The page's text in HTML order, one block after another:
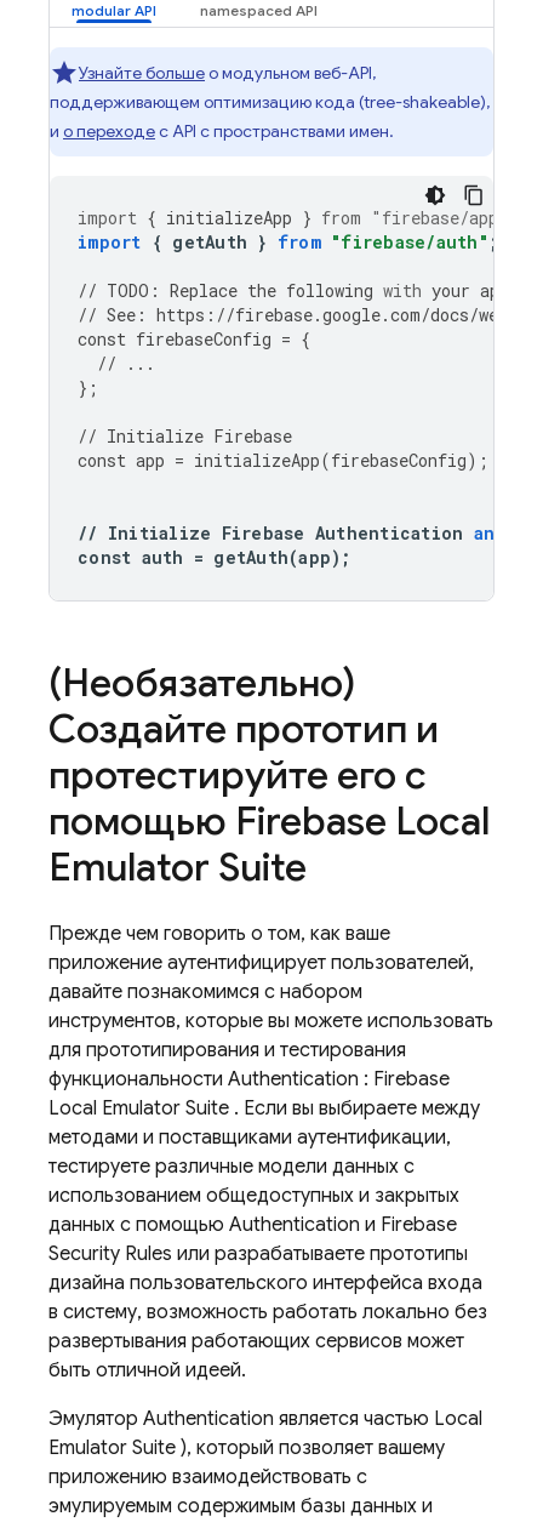
Узнайте большео модульном веб-API,
поддерживающем оптимизацию кода (tree-shakeable),
и о переходес API с пространствами имен.
import { initializeApp } from "firebase/app"
import { getAuth } from "firebase/auth" ;
// TODO : Replace the following with your app
// See : https : //firebase.google.com/docs/web
const firebaseConfig = {
//
...
};
// Initialize Firebase
const app = initializeApp(firebaseConfig);
// Initialize Firebase Authentication and
const auth = getAuth(app);
(Необязательно)
Создайте прототип и
протестируйте его с
помощью Firebase Local
Emulator Suite
Прежде чем говорить о том, как ваше
приложение аутентифицирует пользователей,
давайте познакомимся с набором
инструментов, которые вы можете использовать
для прототипирования и тестирования
функциональности Authentication : Firebase
Local Emulator Suite . Если вы выбираете между
методами и поставщиками аутентификации,
тестируете различные модели данных с
использованием общедоступных и закрытых
данных с помощью Authentication и Firebase
Security Rules или разрабатываете прототипы
дизайна пользовательского интерфейса входа
в систему, возможность работать локально без
развертывания работающих сервисов может
быть отличной идеей.
Эмулятор Authentication является частью Local
Emulator Suite ), который позволяет вашему
приложению взаимодействовать с
эмулируемым содержимым базы данных и